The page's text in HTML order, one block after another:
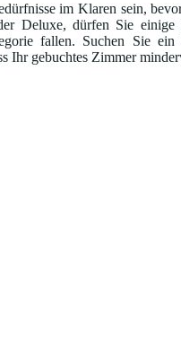
im Klaren sein,
Deluxe, dürfen Sie
fallen. Suchen Sie
Ihr gebuchtes Zimmer